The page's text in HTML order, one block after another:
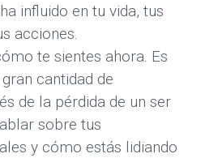
influido en tu vida, tus
acciones.
te sientes ahora. Es
cantidad de
de la pérdida de un ser
sobre tus
y cómo estás lidiando